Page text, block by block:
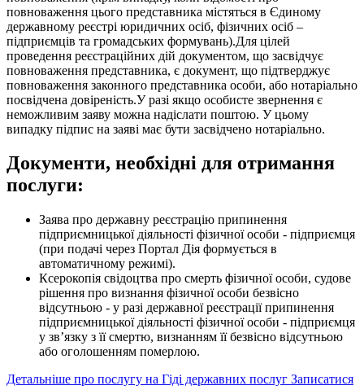
повноваження цього представника містяться в Єдиному
державному реєстрі юридичних осіб, фізичних осіб –
підприємців та громадських формувань).Для цілей
проведення реєстраційних дій документом, що засвідчує
повноваження представника, є документ, що підтверджує
повноваження законного представника особи, або нотаріально
посвідчена довіреність.У разі якщо особисте звернення є
неможливим заяву можна надіслати поштою. У цьому
випадку підпис на заяві має бути засвідчено нотаріально.
Документи, необхідні для отримання
послуги:
Заява про державну реєстрацію припинення
підприємницької діяльності фізичної особи - підприємця
(при подачі через Портал Дія формується в
автоматичному режимі).
Ксерокопія свідоцтва про смерть фізичної особи, судове
рішення про визнання фізичної особи безвісно
відсутньою - у разі державної реєстрації припинення
підприємницької діяльності фізичної особи - підприємця
у зв’язку з її смертю, визнанням її безвісно відсутньою
або оголошенням померлою.
Детальніше про послугу на Гіді державних послуг Записатися